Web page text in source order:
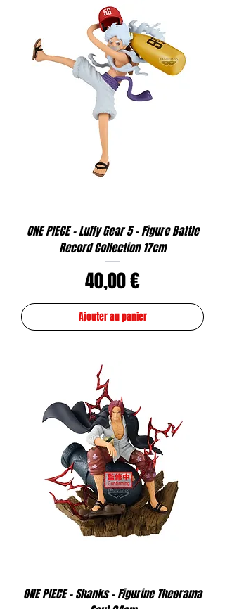
ONE PIECE - Luffy Gear 5 - Figure Battle
Record Collection 17cm
Prix
40,00 €
Ajouter au panier
ONE PIECE - Shanks - Figurine Theorama